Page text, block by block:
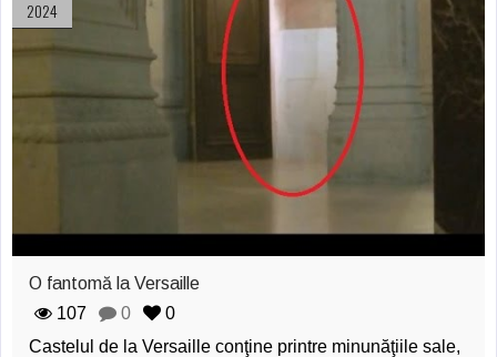
2024
O fantomă la Versaille
107
0
0
Castelul de la Versaille conţine printre minunăţiile sale,